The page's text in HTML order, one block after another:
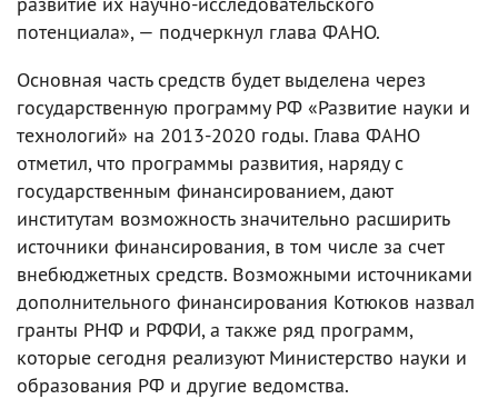
потенциала», — подчеркнул глава ФАНО.
Основная часть средств будет выделена через
государственную программу РФ «Развитие науки и
технологий» на 2013-2020 годы. Глава ФАНО
отметил, что программы развития, наряду с
государственным финансированием, дают
институтам возможность значительно расширить
источники финансирования, в том числе за счет
внебюджетных средств. Возможными источниками
дополнительного финансирования Котюков назвал
гранты РНФ и РФФИ, а также ряд программ,
которые сегодня реализуют Министерство науки и
образования РФ и другие ведомства.